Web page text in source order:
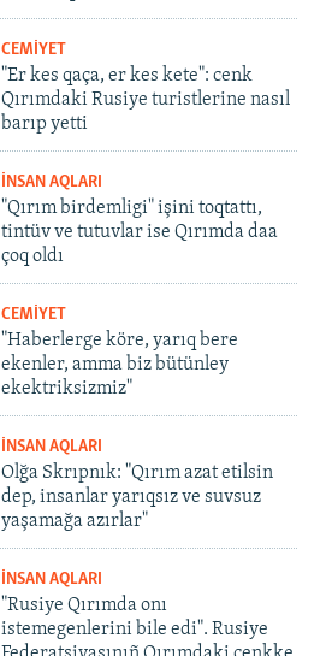
CEMİYET
"Er kes qaça, er kes kete": cenk
Qırımdaki Rusiye turistlerine nasıl
barıp yetti
İNSAN AQLARI
"Qırım birdemligi" işini toqtattı,
tintüv ve tutuvlar ise Qırımda daa
çoq oldı
CEMİYET
"Haberlerge köre, yarıq bere
ekenler, amma biz bütünley
ekektriksizmiz"
İNSAN AQLARI
Olğa Skrıpnık: "Qırım azat etilsin
dep, insanlar yarıqsız ve suvsuz
yaşamağa azırlar"
İNSAN AQLARI
"Rusiye Qırımda onı
istemegenlerini bile edi". Rusiye